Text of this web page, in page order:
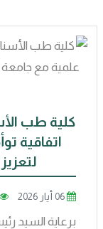
كلية طب
اتفاقية
06 أيار 2026
برعاية السيد